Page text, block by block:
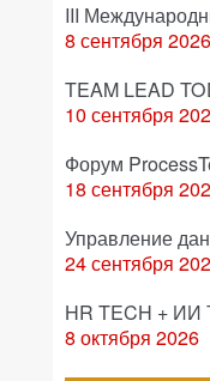
III
8 сентября 2026
TEAM LEAD
10 сентября
Форум
18 сентября
Управление
24 сентября
HR TECH +
8 октября 2026